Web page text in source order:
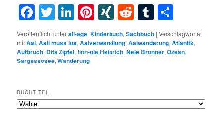
Facebook
Twitter
LinkedIn
Pinterest
XINGRedditTumblr
Veröffentlicht unterall-age,Kinderbuch,Sachbuch |Verschlagwortet
mitAal,Aali muss los,Aalverwandlung,Aalwanderung,Atlantik,
Aufbruch, Dita Zipfel,finn-ole Heinrich,Nele Brönner,Ozean,
Sargassosee,Wanderung
BUCHTITEL